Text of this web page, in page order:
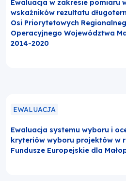
Ewaluacja w zakresie pomiaru
wskaźników rezultatu
Osi Priorytetowych
Operacyjnego Województwa
2014-2020
EWALUACJA
Ewaluacja systemu wyboru i
kryteriów wyboru projektów w
Fundusze Europejskie dla